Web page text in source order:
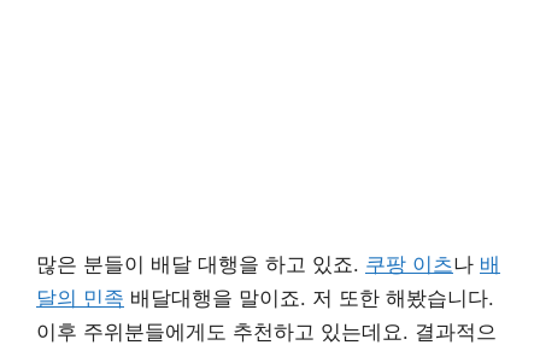
많은 분들이 배달 대행을 하고 있죠. 쿠팡 이츠나 배
달의 민족 배달대행을 말이죠. 저 또한 해봤습니다.
이후 주위분들에게도 추천하고 있는데요. 결과적으